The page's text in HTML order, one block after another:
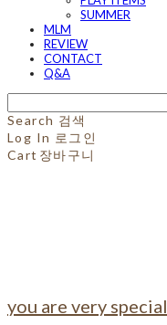
SUMMER
MLM
REVIEW
CONTACT
Q&A
Search 검색
Log In 로그인
Cart 장바구니
you are very special